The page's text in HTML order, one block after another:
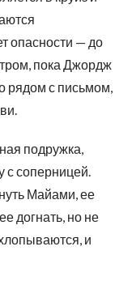
опасности — до
пока Джордж
рядом с письмом,
подружка,
с соперницей.
Майами, ее
догнать, но не
и